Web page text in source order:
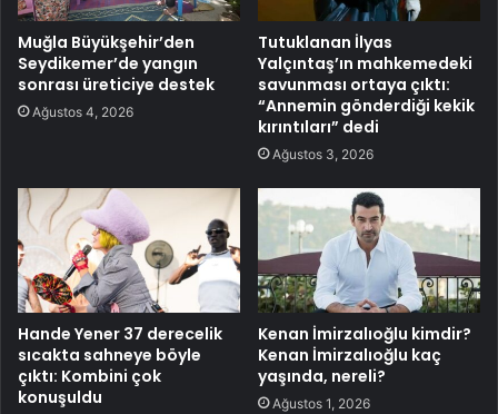
Muğla Büyükşehir’den
Seydikemer’de yangın
sonrası üreticiye destek
Ağustos 4, 2026
Tutuklanan İlyas
Yalçıntaş’ın mahkemedeki
savunması ortaya çıktı:
“Annemin gönderdiği kekik
kırıntıları” dedi
Ağustos 3, 2026
Hande Yener 37 derecelik
sıcakta sahneye böyle
çıktı: Kombini çok
konuşuldu
Kenan İmirzalıoğlu kimdir?
Kenan İmirzalıoğlu kaç
yaşında, nereli?
Ağustos 1, 2026